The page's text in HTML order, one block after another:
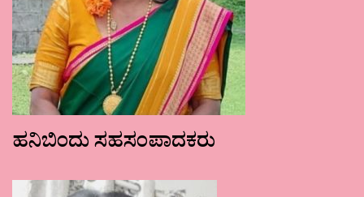
ಹನಿಬಿಂದು ಸಹಸಂಪಾದಕರು